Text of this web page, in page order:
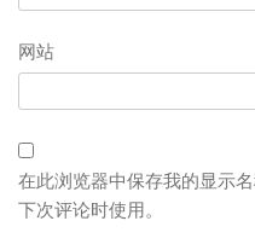
网站
在此浏览器中保存我的显示
下次评论时使用。